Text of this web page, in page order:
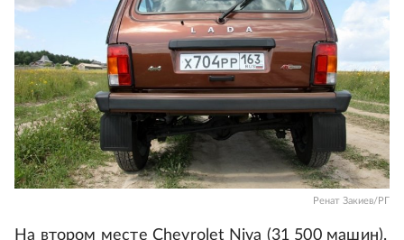
Ренат Закиев/РГ
На втором месте Chevrolet Niva (31 500 машин).